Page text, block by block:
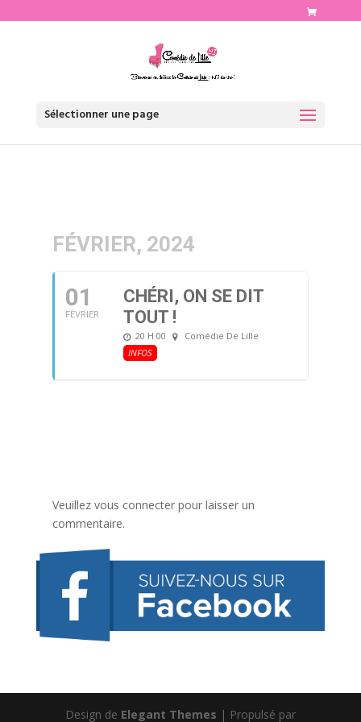
Sélectionner une page
FÉVRIER, 2024
01
FÉVRIER
CHÉRI, ON SE DIT
TOUT !
20 H 00
Comédie De Lille
INFOS
Veuillez vous connecter pour laisser un
commentaire.
Design de Elegant Themes | Propulsé par